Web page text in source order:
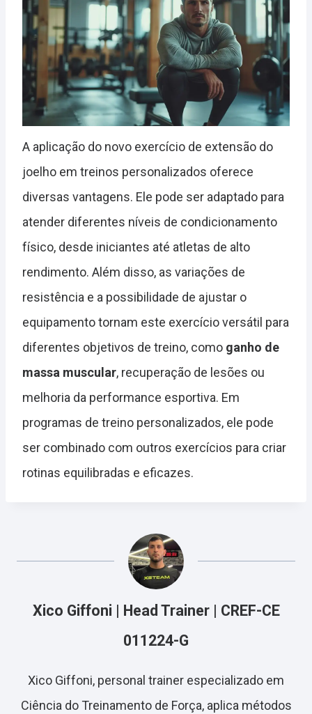
A aplicação do novo exercício de extensão do
joelho em treinos personalizados oferece
diversas vantagens. Ele pode ser adaptado para
atender diferentes níveis de condicionamento
físico, desde iniciantes até atletas de alto
rendimento. Além disso, as variações de
resistência e a possibilidade de ajustar o
equipamento tornam este exercício versátil para
diferentes objetivos de treino, como ganho de
massa muscular, recuperação de lesões ou
melhoria da performance esportiva. Em
programas de treino personalizados, ele pode
ser combinado com outros exercícios para criar
rotinas equilibradas e eficazes.
Xico Giffoni | Head Trainer | CREF-CE
011224-G
Xico Giffoni, personal trainer especializado em
Ciência do Treinamento de Força, aplica métodos